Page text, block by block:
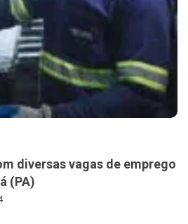
diversas vagas de emprego
(PA)